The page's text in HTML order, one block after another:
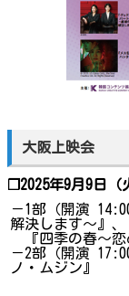
大阪上映会
❐2025年9月9日
－1部（開演
解決します～』、
『四季の春～恋
－2部（開演
ノ・ムジン』